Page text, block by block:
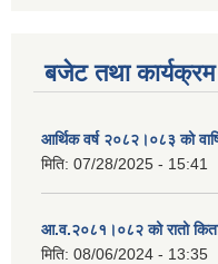
बजेट तथा कार्यक्रम
आर्थिक वर्ष २०८२।०८३ को
मिति: 07/28/2025 - 15:41
आ.व.२०८१।०८२ को रातो
मिति: 08/06/2024 - 13:35